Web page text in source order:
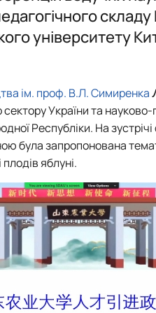
до 100-річчя Петра
«Симиренківські
публікації)університету
ім. проф. В.Л. Симиренка
сектору України та
Республіки. На
була запропонована
яблуні.